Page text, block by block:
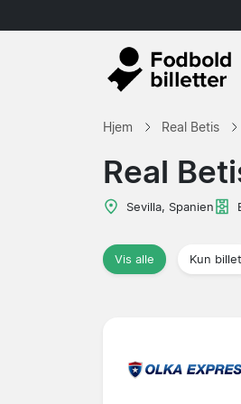
Hjem Real Betis
Real
Sevilla, Spanien
Vis alle Kun billet